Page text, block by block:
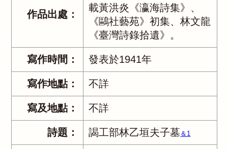
作品出處：
載黃洪炎《瀛海詩集》、
《鷗社藝苑》初集、林文龍
《臺灣詩錄拾遺》。
寫作時間： 發表於1941年
寫作地點： 不詳
寫及地點： 不詳
詩題： 謁工部林乙垣夫子墓 ＆1